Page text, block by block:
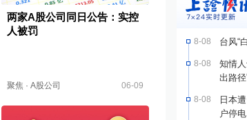
两家A股公司同日公告：实控
人被罚
聚焦 · A股公司 06-09
8-08 台风“
8-08
知情
出路径
8-08
日本
户停电